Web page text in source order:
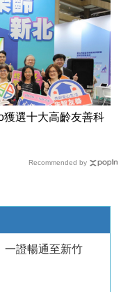
選十大高齡友善科
Recommended by
證暢通至新竹